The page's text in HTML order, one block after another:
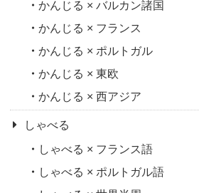
かんじる × バルカン諸国
かんじる × フランス
かんじる × ポルトガル
かんじる × 東欧
かんじる × 西アジア
しゃべる
しゃべる × フランス語
しゃべる × ポルトガル語